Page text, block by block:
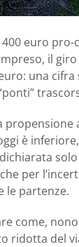
euro pro-
il giro
una
propensione
è
per
le partenze.
come,
ridotta del